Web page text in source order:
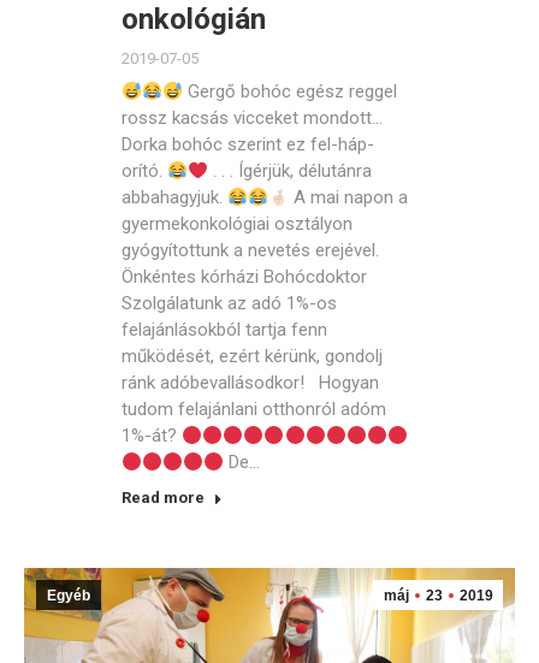
onkológián
2019-07-05
Gergő bohóc egész reggel
rossz kacsás vicceket mondott…
Dorka bohóc szerint ez fel-háp-
orító.
. . . Ígérjük, délutánra
abbahagyjuk.
A mai napon a
gyermekonkológiai osztályon
gyógyítottunk a nevetés erejével.
Önkéntes kórházi Bohócdoktor
Szolgálatunk az adó 1%-os
felajánlásokból tartja fenn
működését, ezért kérünk, gondolj
ránk adóbevallásodkor! Hogyan
tudom felajánlani otthonról adóm
1%-át?
De…
Read more
máj 23 2019
Egyéb